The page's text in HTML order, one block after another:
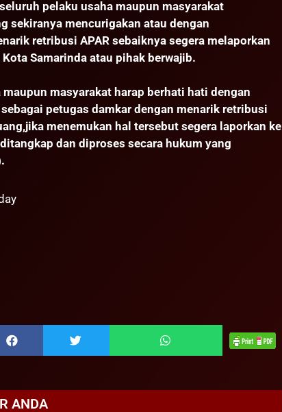
pelaku usaha maupun masyarakat
sekiranya mencurigakan atau dengan
retribusi APAR sebaiknya segera melaporkan
Samarinda atau pihak berwajib.
masyarakat harap berhati hati dengan
petugas damkar dengan menarik retribusi
menemukan hal tersebut segera laporkan ke
dan diproses secara hukum yang
ANDA